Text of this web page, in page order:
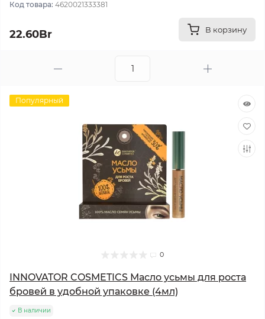
Код товара: 4620021333381
22.60Br В корзину
Популярный
0
INNOVATOR COSMETICS Масло усьмы для роста
бровей в удобной упаковке (4мл)
В наличии